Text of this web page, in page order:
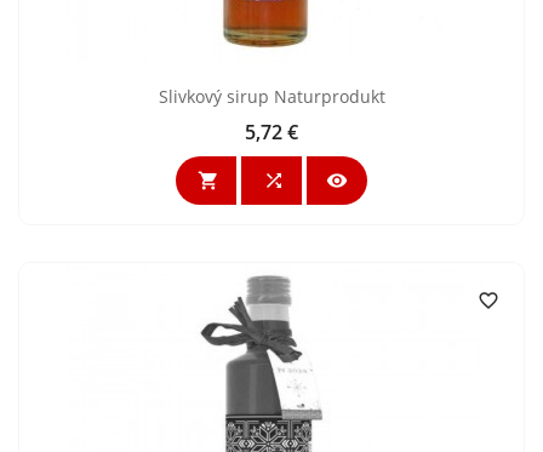
Slivkový sirup Naturprodukt
Cena
5,72 €
  
